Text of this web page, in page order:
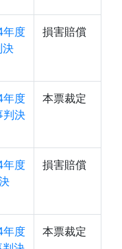
年度
決
損害賠償
年度
判決
本票裁定
年度
損害賠償
年度
本票裁定